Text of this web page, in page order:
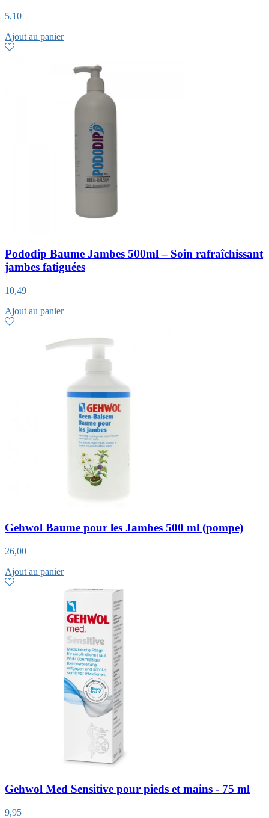
5,10
Ajout au panier
Pododip Baume Jambes 500ml – Soin rafraîchissant
jambes fatiguées
10,49
Ajout au panier
Gehwol Baume pour les Jambes 500 ml (pompe)
26,00
Ajout au panier
Gehwol Med Sensitive pour pieds et mains - 75 ml
9,95